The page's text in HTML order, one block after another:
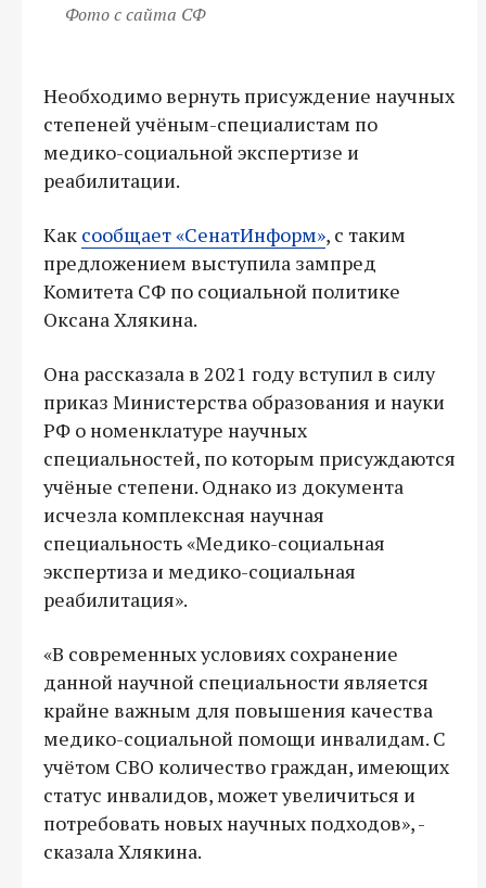
Фото с сайта СФ
Необходимо вернуть присуждение научных
степеней учёным-специалистам по
медико-социальной экспертизе и
реабилитации.
Как сообщает «СенатИнформ», с таким
предложением выступила зампред
Комитета СФ по социальной политике
Оксана Хлякина.
Она рассказала в 2021 году вступил в силу
приказ Министерства образования и науки
РФ о номенклатуре научных
специальностей, по которым присуждаются
учёные степени. Однако из документа
исчезла комплексная научная
специальность «Медико-социальная
экспертиза и медико-социальная
реабилитация».
«B современных условиях сохранение
данной научной специальности является
крайне важным для повышения качества
медико-социальной помощи инвалидам. С
учётом СВО количество граждан, имеющих
статус инвалидов, может увеличиться и
потребовать новых научных подходов», -
сказала Хлякина.